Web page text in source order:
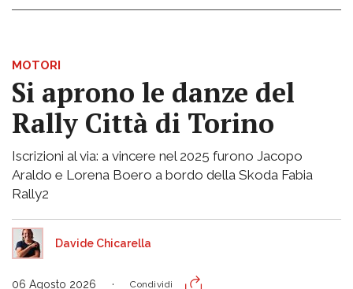
MOTORI
Si aprono le danze del
Rally Città di Torino
Iscrizioni al via: a vincere nel 2025 furono Jacopo
Araldo e Lorena Boero a bordo della Skoda Fabia
Rally2
Davide Chicarella
06 Agosto 2026 Condividi